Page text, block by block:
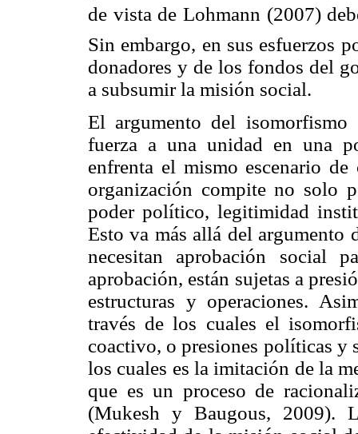
de vista de Lohmann (2007)
Sin embargo, en sus esfuerzos
donadores y de los fondos del
a subsumir la misión social.
El argumento del
fuerza a una unidad en una
enfrenta el mismo escenario
organización compite no solo
poder político, legitimidad
Esto va más allá del argumento
necesitan aprobación social
aprobación, están sujetas a
estructuras y operaciones.
través de los cuales el
coactivo, o presiones políticas y
los cuales es la imitación de la
que es un proceso de
(Mukesh y Baugous, 2009).